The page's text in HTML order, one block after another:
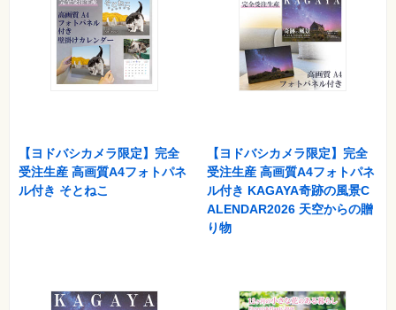
【ヨドバシカメラ限定】完全
受注生産 高画質A4フォトパネ
ル付き そとねこ
【ヨドバシカメラ限定】完全
受注生産 高画質A4フォトパネ
ル付き KAGAYA奇跡の風景C
ALENDAR2026 天空からの贈
り物